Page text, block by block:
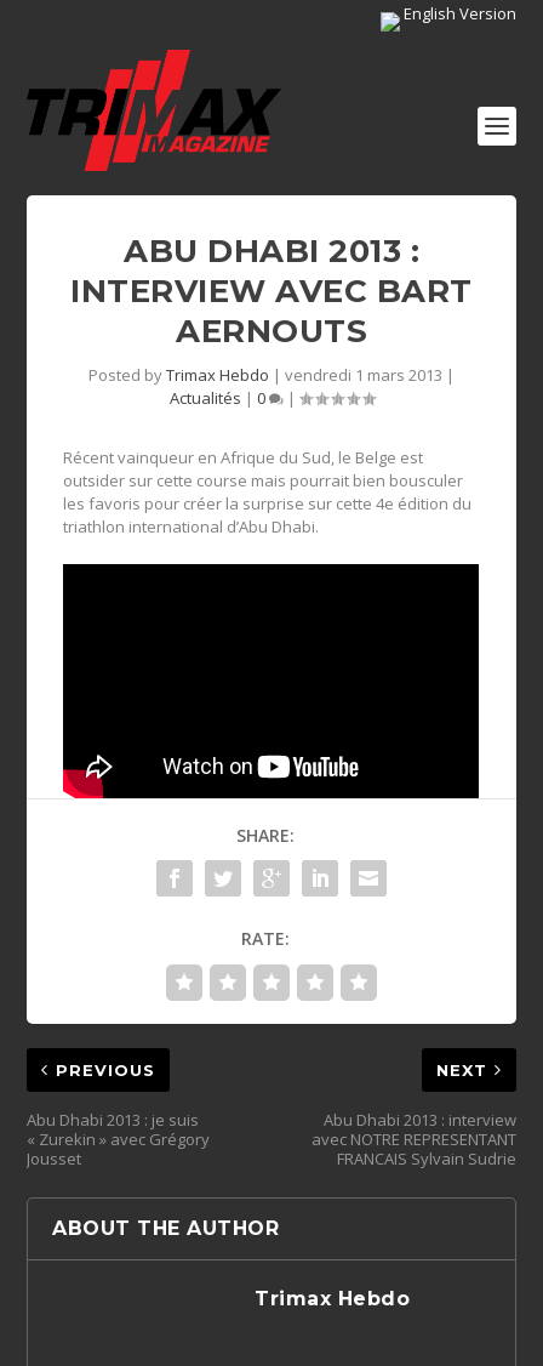
English Version
ABU DHABI 2013 :
INTERVIEW AVEC BART
AERNOUTS
Posted byTrimax Hebdo | vendredi 1 mars 2013 |
Actualités | 0 |
Récent vainqueur en Afrique du Sud, le Belge est
outsider sur cette course mais pourrait bien bousculer
les favoris pour créer la surprise sur cette 4e édition du
triathlon international d’Abu Dhabi.
SHARE:
RATE:
PREVIOUS
Abu Dhabi 2013 : je suis
« Zurekin » avec Grégory
Jousset
NEXT
Abu Dhabi 2013 : interview
avec NOTRE REPRESENTANT
FRANCAIS Sylvain Sudrie
ABOUT THE AUTHOR
Trimax Hebdo